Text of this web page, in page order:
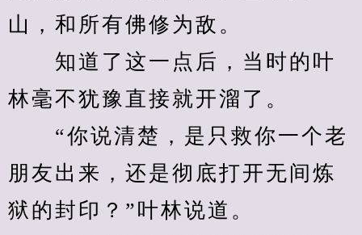
山，和所有佛修为敌。
知道了这一点后，当时的叶
林毫不犹豫直接就开溜了。
“你说清楚，是只救你一个老
朋友出来，还是彻底打开无间炼
狱的封印？”叶林说道。